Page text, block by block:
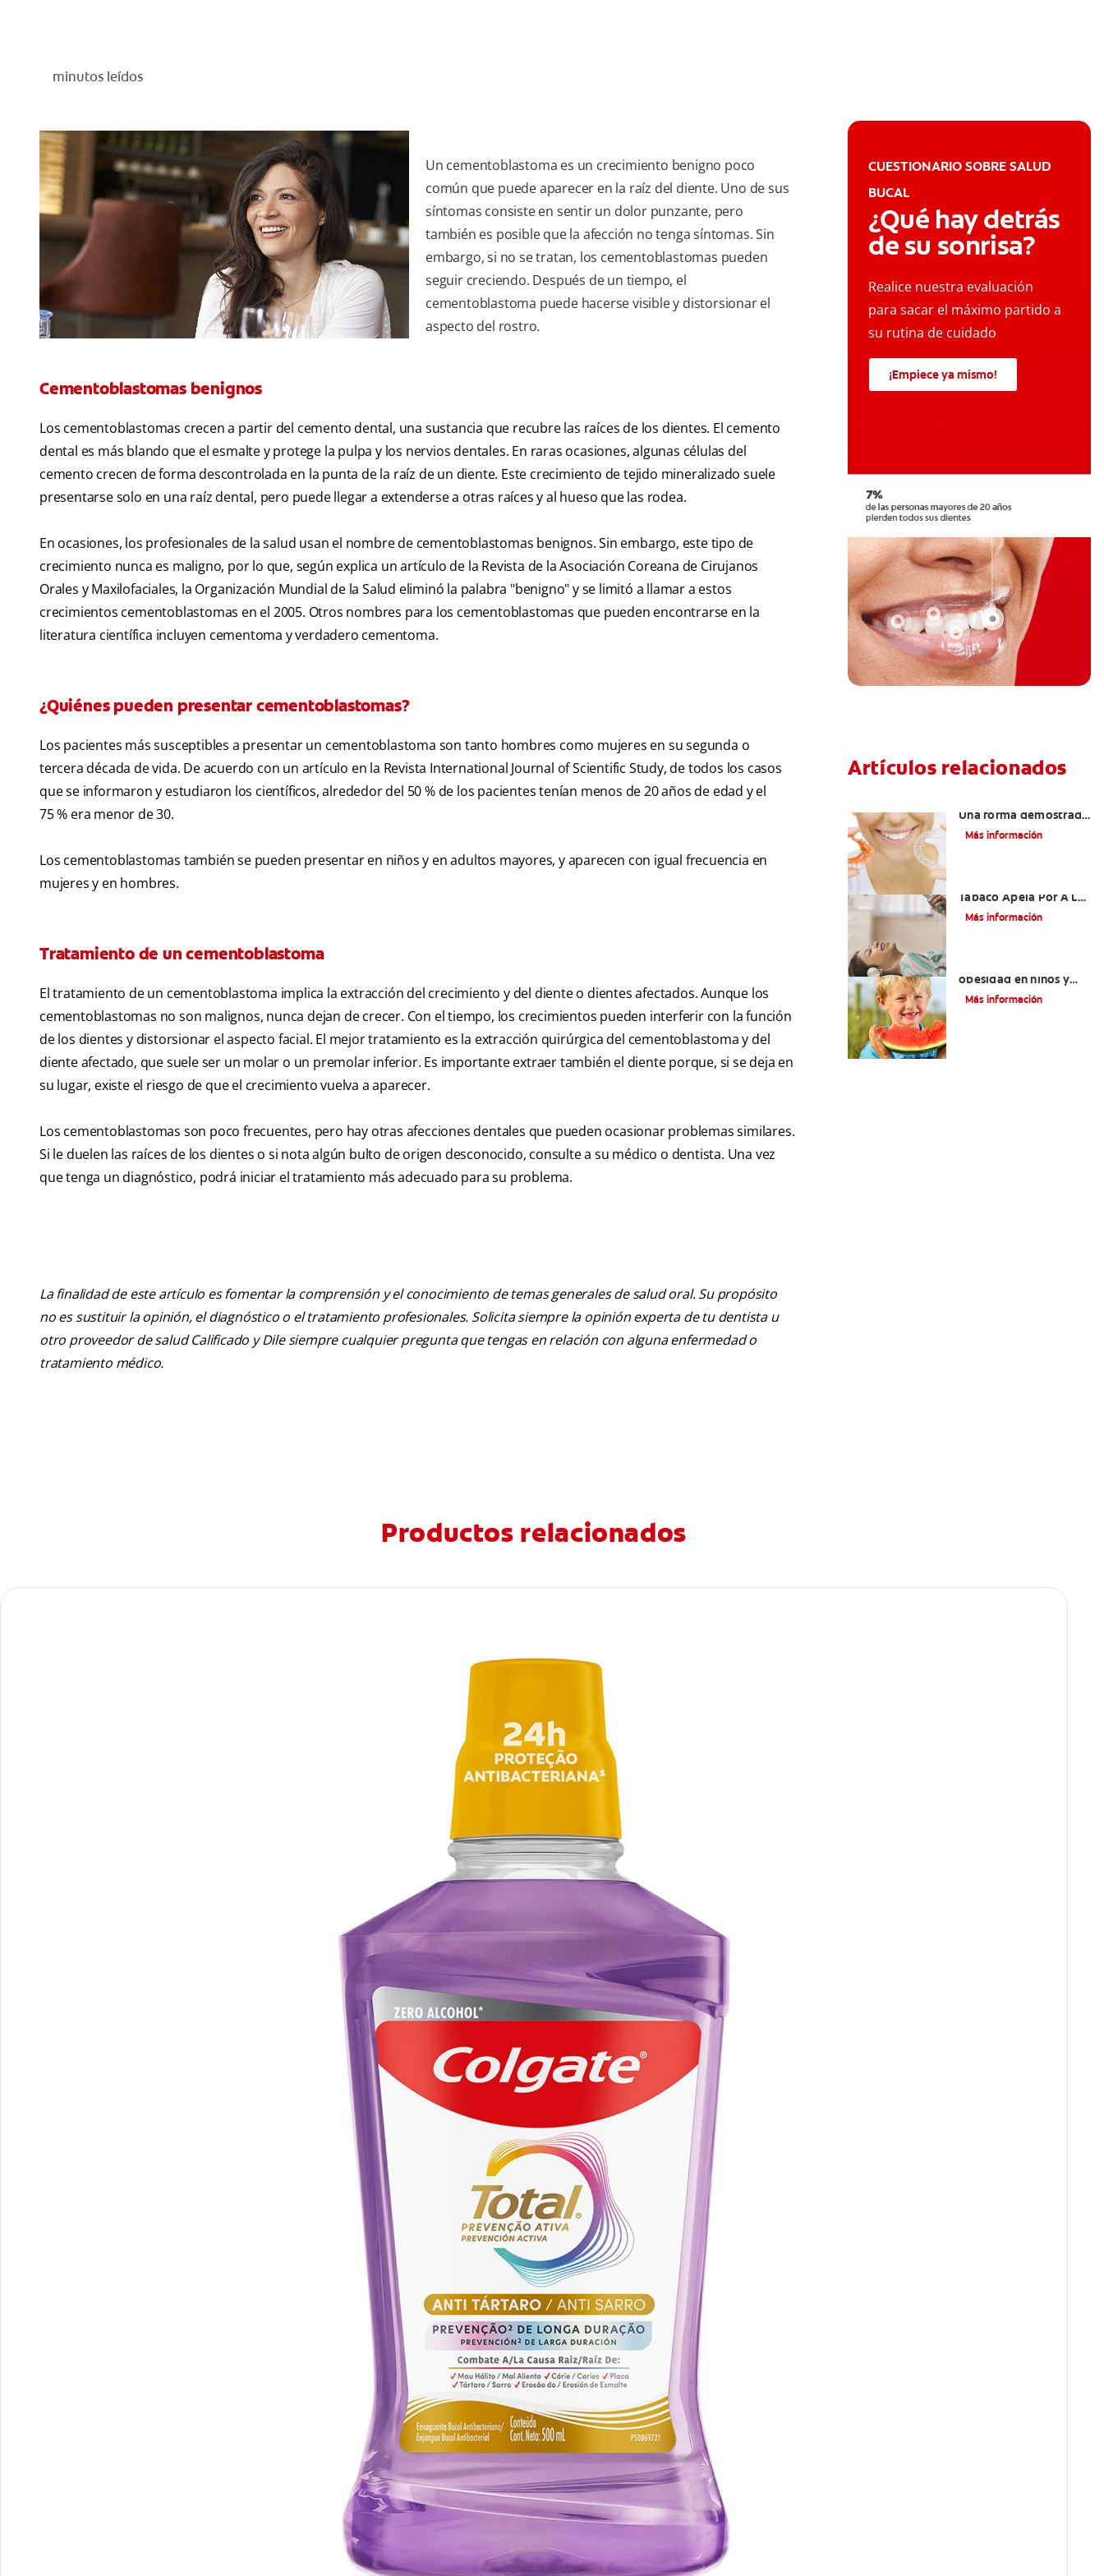
minutos leídos
Un cementoblastoma es un crecimiento benigno poco
común que puede aparecer en la raíz del diente. Uno de sus
síntomas consiste en sentir un dolor punzante, pero
también es posible que la afección no tenga síntomas. Sin
embargo, si no se tratan, los cementoblastomas pueden
seguir creciendo. Después de un tiempo, el
cementoblastoma puede hacerse visible y distorsionar el
aspecto del rostro.
Cementoblastomas benignos
Los cementoblastomas crecen a partir del cemento dental, una sustancia que recubre las raíces de los dientes. El cemento
dental es más blando que el esmalte y protege la pulpa y los nervios dentales. En raras ocasiones, algunas células del
cemento crecen de forma descontrolada en la punta de la raíz de un diente. Este crecimiento de tejido mineralizado suele
presentarse solo en una raíz dental, pero puede llegar a extenderse a otras raíces y al hueso que las rodea.
En ocasiones, los profesionales de la salud usan el nombre de cementoblastomas benignos. Sin embargo, este tipo de
crecimiento nunca es maligno, por lo que, según explica un artículo de la Revista de la Asociación Coreana de Cirujanos
Orales y Maxilofaciales, la Organización Mundial de la Salud eliminó la palabra "benigno" y se limitó a llamar a estos
crecimientos cementoblastomas en el 2005. Otros nombres para los cementoblastomas que pueden encontrarse en la
literatura científica incluyen cementoma y verdadero cementoma.
¿Quiénes pueden presentar cementoblastomas?
Los pacientes más susceptibles a presentar un cementoblastoma son tanto hombres como mujeres en su segunda o
tercera década de vida. De acuerdo con un artículo en la Revista International Journal of Scientific Study, de todos los casos
que se informaron y estudiaron los científicos, alrededor del 50 % de los pacientes tenían menos de 20 años de edad y el
75 % era menor de 30.
Los cementoblastomas también se pueden presentar en niños y en adultos mayores, y aparecen con igual frecuencia en
mujeres y en hombres.
Tratamiento de un cementoblastoma
El tratamiento de un cementoblastoma implica la extracción del crecimiento y del diente o dientes afectados. Aunque los
cementoblastomas no son malignos, nunca dejan de crecer. Con el tiempo, los crecimientos pueden interferir con la función
de los dientes y distorsionar el aspecto facial. El mejor tratamiento es la extracción quirúrgica del cementoblastoma y del
diente afectado, que suele ser un molar o un premolar inferior. Es importante extraer también el diente porque, si se deja en
su lugar, existe el riesgo de que el crecimiento vuelva a aparecer.
Los cementoblastomas son poco frecuentes, pero hay otras afecciones dentales que pueden ocasionar problemas similares.
Si le duelen las raíces de los dientes o si nota algún bulto de origen desconocido, consulte a su médico o dentista. Una vez
que tenga un diagnóstico, podrá iniciar el tratamiento más adecuado para su problema.
La finalidad de este artículo es fomentar la comprensión y el conocimiento de temas generales de salud oral. Su propósito
no es sustituir la opinión, el diagnóstico o el tratamiento profesionales. Solicita siempre la opinión experta de tu dentista u
otro proveedor de salud Calificado y Dile siempre cualquier pregunta que tengas en relación con alguna enfermedad o
tratamiento médico.
CUESTIONARIO SOBRE SALUD
BUCAL
¿Qué hay detrás
de su sonrisa?
Realice nuestra evaluación
para sacar el máximo partido a
su rutina de cuidado
¡Empiece ya mismo!
Artículos relacionados
Una forma demostrada
para mantener una
Más información
Tabaco Apela Por A La
Juventud
Más información
obesidad en niños y
adolescentes
Más información
Productos relacionados